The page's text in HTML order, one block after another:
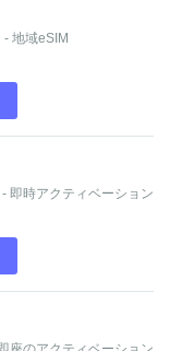
地域eSIM
即時アクティベーション